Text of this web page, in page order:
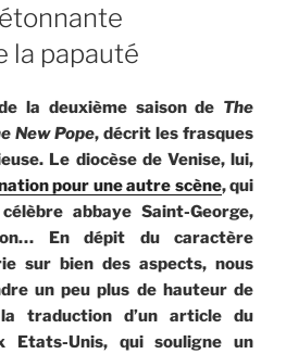
la papauté
la deuxième saison de The
New Pope, décrit les frasques
Le diocèse de Venise, lui,
pour une autre scène, qui
abbaye Saint-George,
En dépit du caractère
sur bien des aspects, nous
un peu plus de hauteur de
traduction d’un article du
Etats-Unis, qui souligne un